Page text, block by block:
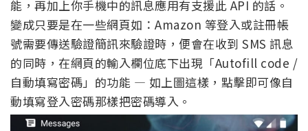
能，再加上你手機中的訊息應用有支援此 API 的話。
變成只要是在一些網頁如：Amazon 等登入或註冊帳
號需要傳送驗證簡訊來驗證時，便會在收到 SMS 訊息
的同時，在網頁的輸入欄位底下出現「Autofill code /
自動填寫密碼」的功能 — 如上圖這樣，點擊即可像自
動填寫登入密碼那樣把密碼導入。